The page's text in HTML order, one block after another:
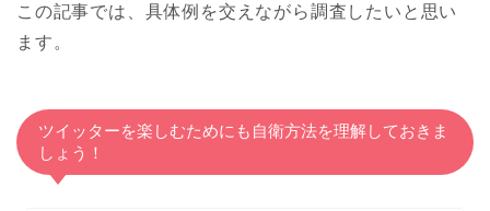
この記事では、具体例を交えながら調査したいと思い
ます。
ツイッターを楽しむためにも自衛方法を理解しておきま
しょう！